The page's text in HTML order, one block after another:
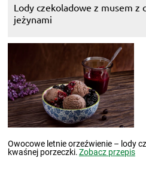
Lody czekoladowe z musem z
jeżynami
Owocowe letnie orzeźwienie – lody
kwaśnej porzeczki.Zobacz przepis